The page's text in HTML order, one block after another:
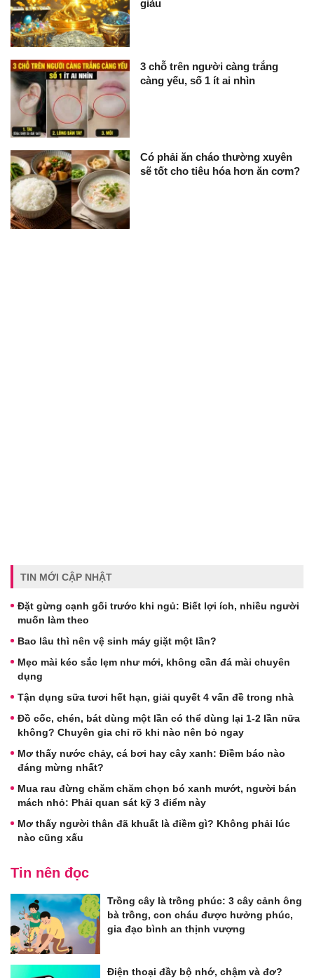
giàu
3 chỗ trên người càng trắng
càng yếu, số 1 ít ai nhìn
Có phải ăn cháo thường xuyên
sẽ tốt cho tiêu hóa hơn ăn cơm?
TIN MỚI CẬP NHẬT
Đặt gừng cạnh gối trước khi ngủ: Biết lợi ích, nhiều người
muốn làm theo
Bao lâu thì nên vệ sinh máy giặt một lần?
Mẹo mài kéo sắc lẹm như mới, không cần đá mài chuyên
dụng
Tận dụng sữa tươi hết hạn, giải quyết 4 vấn đề trong nhà
Đồ cốc, chén, bát dùng một lần có thể dùng lại 1-2 lần nữa
không? Chuyên gia chỉ rõ khi nào nên bỏ ngay
Mơ thấy nước chảy, cá bơi hay cây xanh: Điềm báo nào
đáng mừng nhất?
Mua rau đừng chăm chăm chọn bó xanh mướt, người bán
mách nhỏ: Phải quan sát kỹ 3 điểm này
Mơ thấy người thân đã khuất là điềm gì? Không phải lúc
nào cũng xấu
Tin nên đọc
Trồng cây là trồng phúc: 3 cây cảnh ông
bà trồng, con cháu được hưởng phúc,
gia đạo bình an thịnh vượng
Điện thoại đầy bộ nhớ, chậm và đơ?